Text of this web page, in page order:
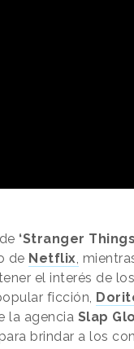
‘Stranger
de Netflix,
el interés de
ficción,
la agencia Slap
brindar a los